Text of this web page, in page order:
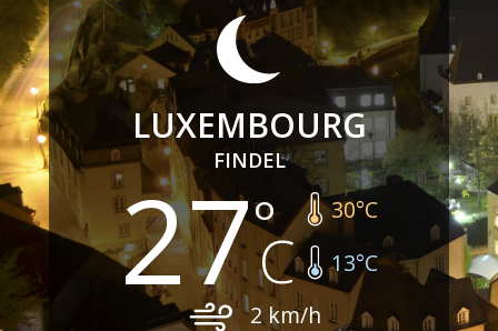
LUXEMBOURG
FINDEL
27 30°C
13°C
2 km/h